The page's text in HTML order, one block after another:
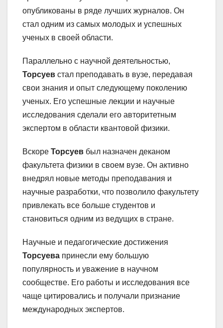
опубликованы в ряде лучших журналов. Он
стал одним из самых молодых и успешных
ученых в своей области.
Параллельно с научной деятельностью,
Торсуев стал преподавать в вузе, передавая
свои знания и опыт следующему поколению
ученых. Его успешные лекции и научные
исследования сделали его авторитетным
экспертом в области квантовой физики.
Вскоре Торсуев был назначен деканом
факультета физики в своем вузе. Он активно
внедрял новые методы преподавания и
научные разработки, что позволило факультету
привлекать все больше студентов и
становиться одним из ведущих в стране.
Научные и педагогические достижения
Торсуева принесли ему большую
популярность и уважение в научном
сообществе. Его работы и исследования все
чаще цитировались и получали признание
международных экспертов.